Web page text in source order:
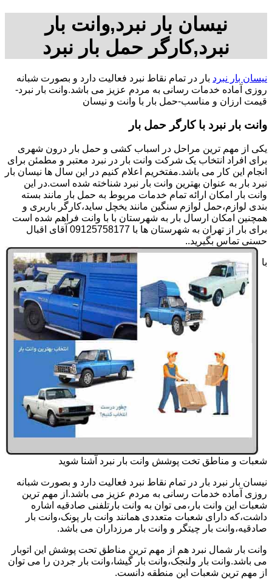
نیسان بار نبرد,وانت بار
نبرد,کارگر حمل بار نبرد
نیسان بار نبرد بار در تمام نقاط نبرد فعالیت دارد و بصورت شبانه
روزی آماده خدمات رسانی به مردم عزیز می باشد.وانت بار نبرد-
قیمت ارزان و مناسب-حمل بار با وانت و نیسان
وانت بار نبرد با کارگر حمل بار
یکی از مهم ترین مراحل در اسباب کشی و حمل بار درون شهری
برای افراد انتخاب یک شرکت وانت بار در نبرد معتبر و مطمئن برای
انجام این کار می باشد.مفتخریم اعلام کنیم در این سال ها نیسان بار
نبرد بار به عنوان بهترین وانت بار نبرد شناخته شده است.در این
وانت بار امکان ارائه تمام خدمات مربوط به حمل بار مانند بسته
بندی لوازم،حمل لوازم سنگین مانند یخچل ساید،کارگر باربری و
همچنین امکان ارسال بار به شهرستان با با وانت فراهم شده است
برای بار از تهران به شهرستان ها با 09125758177 آقای اقبال
حسنی تماس بگیرید..
با
شعبات و مناطق تخت پوشش وانت بار نبرد آشنا شوید
نیسان بار نبرد بار در تمام نقاط نبرد فعالیت دارد و بصورت شبانه
روزی آماده خدمات رسانی به مردم عزیز می باشد.از مهم ترین
شعبات این وانت بار،می توان به وانت بارتلفنی صادقیه اشاره
داشت،که دارای شعبات متعددی همانند وانت بار پونک،وانت بار
صادقیه،وانت بار چیتگر و وانت بار مرزداران می باشد.
وانت بار شمال نبرد هم از مهم ترین مناطق تحت پوشش این اتوبار
می باشد.وانت بار ولنجک،وانت بار گیشا،وانت بار جردن را می توان
از مهم ترین شعبات این منطقه دانست.